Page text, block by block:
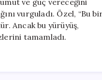
ve güç vereceğini
vurguladı. Özel, “Bu
Ancak bu yürüyüş,
tamamladı.